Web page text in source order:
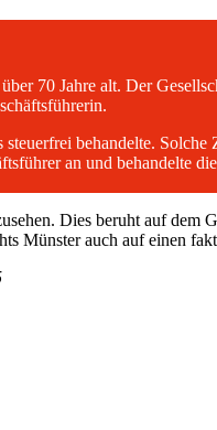
70 Jahre alt. Der
behandelte.
an und behandelte
Dies beruht auf dem
Münster auch auf einen